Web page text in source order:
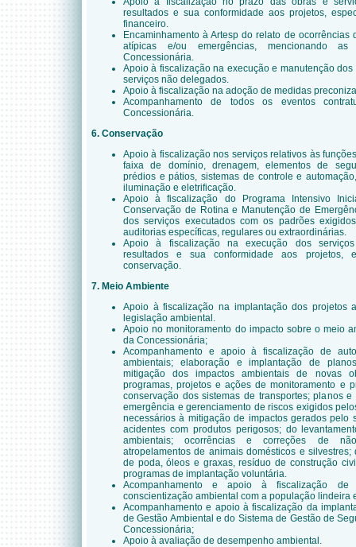
resultados e sua conformidade aos projetos,
financeiro.
Encaminhamento à Artesp do relato de ocorrências
atípicas e/ou emergências, mencionando
Concessionária.
Apoio à fiscalização na execução e manutenção
serviços não delegados.
Apoio à fiscalização na adoção de medidas
Acompanhamento de todos os eventos
Concessionária.
6. Conservação
Apoio à fiscalização nos serviços relativos às
faixa de domínio, drenagem, elementos de
prédios e pátios, sistemas de controle e
iluminação e eletrificação.
Apoio à fiscalização do Programa Intensivo
Conservação de Rotina e Manutenção de
dos serviços executados com os padrões
auditorias específicas, regulares ou extraordinárias.
Apoio à fiscalização na execução dos
resultados e sua conformidade aos projetos,
conservação.
7. Meio Ambiente
Apoio à fiscalização na implantação dos projetos
legislação ambiental.
Apoio no monitoramento do impacto sobre o meio
da Concessionária;
Acompanhamento e apoio à fiscalização de
ambientais; elaboração e implantação de
mitigação dos impactos ambientais de novas
programas, projetos e ações de monitoramento e
conservação dos sistemas de transportes; planos
emergência e gerenciamento de riscos exigidos
necessários à mitigação de impactos gerados pelo
acidentes com produtos perigosos; do
ambientais; ocorrências e correções de não
atropelamentos de animais domésticos e
de poda, óleos e graxas, resíduo de construção
programas de implantação voluntária.
Acompanhamento e apoio à fiscalização
conscientização ambiental com a população lindeira
Acompanhamento e apoio à fiscalização da
de Gestão Ambiental e do Sistema de Gestão de
Concessionária;
Apoio à avaliação de desempenho ambiental.